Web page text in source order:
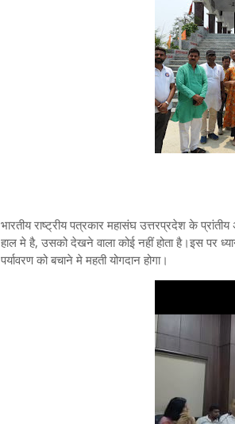
भारतीय राष्ट्रीय पत्रकार महासंघ उत्तरप्रदेश के
हाल मे है, उसको देखने वाला कोई नहीं होता है।इस पर
पर्यावरण को बचाने मे महती योगदान होगा।